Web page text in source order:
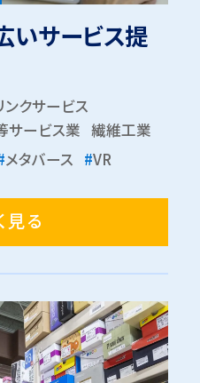
いサービス提
クサービス
サービス業 繊維工業
メタバース #VR
見る